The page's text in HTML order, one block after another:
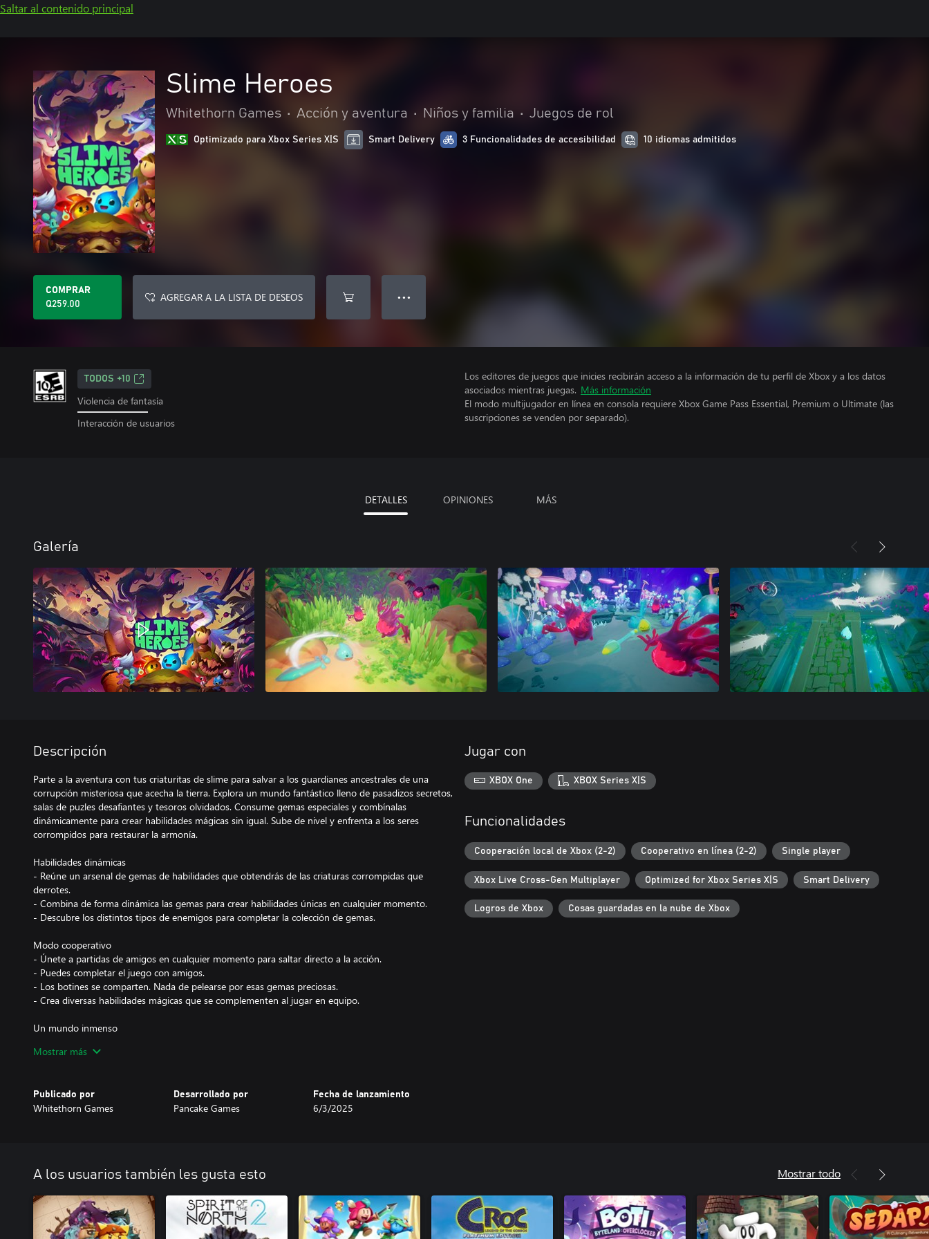
Saltar al contenido principal
Slime Heroes
Whitethorn Games • Acción y aventura • Niños y familia • Juegos de rol
Optimizado para Xbox Series X|S Smart Delivery 3 Funcionalidades de accesibilidad 10 idiomas admitidos
COMPRAR
Q259.00
AGREGAR A LA LISTA DE DESEOS ● ● ●
TODOS +10
Violencia de fantasía
Interacción de usuarios
Los editores de juegos que inicies recibirán acceso a la información de tu perfil de Xbox y a los datos
asociados mientras juegas. Más información
El modo multijugador en línea en consola requiere Xbox Game Pass Essential, Premium o Ultimate (las
suscripciones se venden por separado).
DETALLES OPINIONES MÁS
Galería
Descripción
Parte a la aventura con tus criaturitas de slime para salvar a los guardianes ancestrales de una
corrupción misteriosa que acecha la tierra. Explora un mundo fantástico lleno de pasadizos secretos,
salas de puzles desafiantes y tesoros olvidados. Consume gemas especiales y combínalas
dinámicamente para crear habilidades mágicas sin igual. Sube de nivel y enfrenta a los seres
corrompidos para restaurar la armonía.
Habilidades dinámicas
- Reúne un arsenal de gemas de habilidades que obtendrás de las criaturas corrompidas que
derrotes.
- Combina de forma dinámica las gemas para crear habilidades únicas en cualquier momento.
- Descubre los distintos tipos de enemigos para completar la colección de gemas.
Modo cooperativo
- Únete a partidas de amigos en cualquier momento para saltar directo a la acción.
- Puedes completar el juego con amigos.
- Los botines se comparten. Nada de pelearse por esas gemas preciosas.
- Crea diversas habilidades mágicas que se complementen al jugar en equipo.
Un mundo inmenso
- Busca a los seis dioses del reino y derrota a sus versiones corrompidas. Si los liberas, te ayudarán
Mostrar más
Publicado por
Whitethorn Games
Desarrollado por
Pancake Games
Fecha de lanzamiento
6/3/2025
Jugar con
XBOX One XBOX Series X|S
Funcionalidades
Cooperación local de Xbox (2-2) Cooperativo en línea (2-2) Single player
Xbox Live Cross-Gen Multiplayer Optimized for Xbox Series X|S Smart Delivery
Logros de Xbox Cosas guardadas en la nube de Xbox
A los usuarios también les gusta esto Mostrar todo